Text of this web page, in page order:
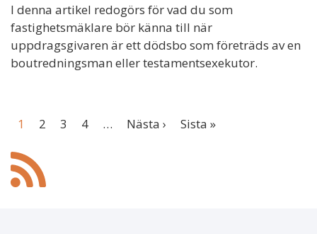
I denna artikel redogörs för vad du som
fastighetsmäklare bör känna till när
uppdragsgivaren är ett dödsbo som företräds av en
boutredningsman eller testamentsexekutor.
Page
1 Page
2 Page
3 Page
4 …
Next
Nästa ›
Last
Sista »